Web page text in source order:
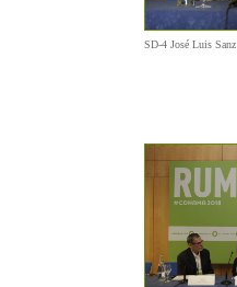
SD-4 José Luis Sanz